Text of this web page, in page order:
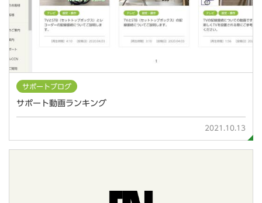
サポートブログ
サポート動画ランキング
2021.10.13